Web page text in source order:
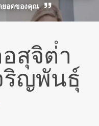
ยอดของคุณ
สุจิต่ํา
ริญพันธุ์